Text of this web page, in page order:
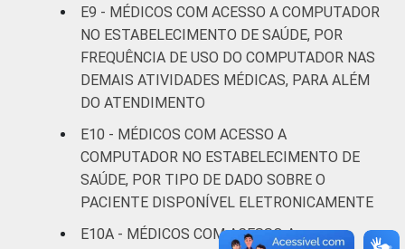
anos ou
mais
53 41
LOCALIZAÇÃO Capital 51 46
Interior
Fonte: CGI.br/NIC.br, Centro Regional de
Estudos para o Desenvolvimento da
Pesquisa sobre o uso das tecnologias de
E9 - MÉDICOS COM ACESSO A COMPUTADOR
NO ESTABELECIMENTO DE SAÚDE, POR
FREQUÊNCIA DE USO DO COMPUTADOR NAS
DEMAIS ATIVIDADES MÉDICAS, PARA ALÉM
DO ATENDIMENTO
E10 - MÉDICOS COM ACESSO A
COMPUTADOR NO ESTABELECIMENTO DE
SAÚDE, POR TIPO DE DADO SOBRE O
PACIENTE DISPONÍVEL ELETRONICAMENTE
E10A - MÉDICOS COM ACESSO A